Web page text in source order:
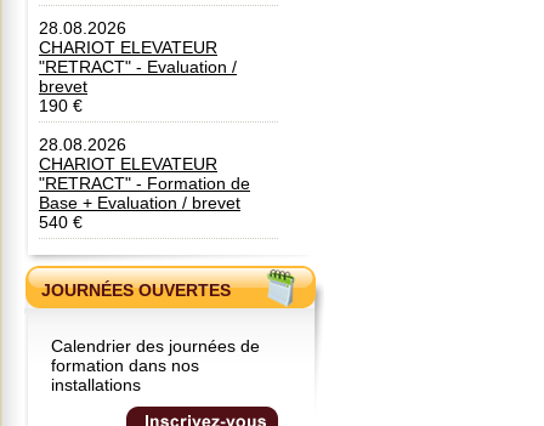
28.08.2026
CHARIOT ELEVATEUR
"RETRACT" - Evaluation /
brevet
190 €
28.08.2026
CHARIOT ELEVATEUR
"RETRACT" - Formation de
Base + Evaluation / brevet
540 €
JOURNÉES OUVERTES
Calendrier des journées de
formation dans nos
installations